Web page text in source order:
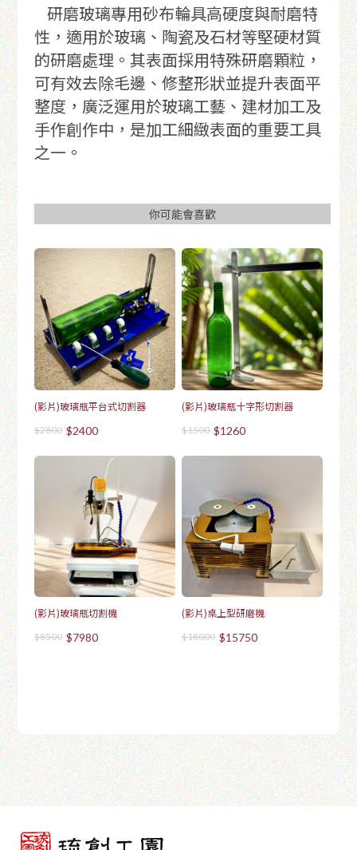
研磨玻璃專用砂布輪具高硬度與耐磨特
性，適用於玻璃、陶瓷及石材等堅硬材質
的研磨處理。其表面採用特殊研磨顆粒，
可有效去除毛邊、修整形狀並提升表面平
整度，廣泛運用於玻璃工藝、建材加工及
手作創作中，是加工細緻表面的重要工具
之一。
你可能會喜歡
(影片)玻璃瓶平台式切割器
$2800 $2400
(影片)玻璃瓶十字形切割器
$1500 $1260
(影片)玻璃瓶切割機
$8500 $7980
(影片)桌上型研磨機
$18000 $15750